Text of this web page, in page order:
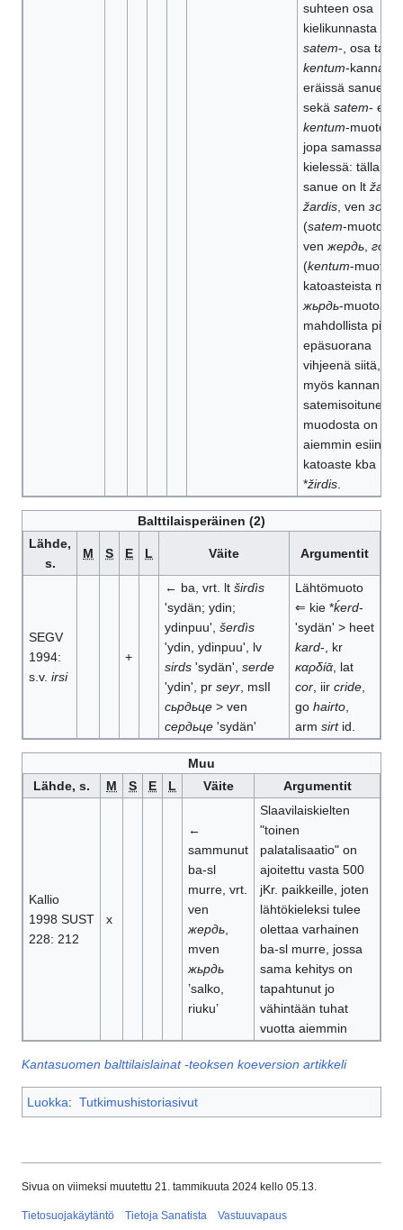
suhteen osa
kielikunnasta on
satem-, osa taas
kentum-kannalla
eräissä
sekä satem- että
kentum-muotoja
jopa samassa
kielessä: tällainen
sanue on lt
žardis, ven зород
(satem-muotoja)
ven жердь,
(kentum-
katoasteista msl
жьрдь-muotoa
mahdollista pitää
epäsuorana
vihjeenä siitä,
myös kannan
muodosta on
aiemmin
katoaste kba
*žirdis.
Balttilaisperäinen (2)
Lähde,
s.
M S E L Väite Argumentit
SEGV
1994:
s.v. irsi
+
← ba, vrt. lt širdìs
'sydän; ydin;
ydinpuu', šerdìs
'ydin, ydinpuu', lv
sirds'sydän', serde
'ydin', pr seyr, mslI
сьрдьце> ven
сердьце'sydän'
Lähtömuoto
⇐ kie *ḱerd-
'sydän' > heet
kard-, kr
καρδίᾱ, lat
cor, iir cride,
go hairto,
arm sirtid.
Muu
Lähde, s.
M S E L Väite Argumentit
Kallio
1998 SUST
228: 212
x
←
sammunut
ba-sl
murre, vrt.
ven
жердь,
mven
жьрдь
’salko,
riuku’
Slaavilaiskielten
"toinen
palatalisaatio" on
ajoitettu vasta 500
jKr. paikkeille, joten
lähtökieleksi tulee
olettaa varhainen
ba-sl murre, jossa
sama kehitys on
tapahtunut jo
vähintään tuhat
vuotta aiemmin
Kantasuomen balttilaislainat -teoksen koeversion artikkeli
Luokka: Tutkimushistoriasivut
Sivua on viimeksi muutettu 21. tammikuuta 2024 kello 05.13.
Tietosuojakäytäntö Tietoja Sanatista Vastuuvapaus